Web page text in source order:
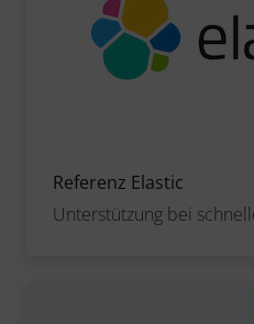
Referenz Elastic
Unterstützung bei